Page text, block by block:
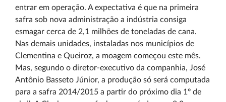
entrar em operação. A expectativa é que na primeira
safra sob nova administração a indústria consiga
esmagar cerca de 2,1 milhões de toneladas de cana.
Nas demais unidades, instaladas nos municípios de
Clementina e Queiroz, a moagem começou este mês.
Mas, segundo o diretor-executivo da companhia, José
Antônio Basseto Júnior, a produção só será computada
para a safra 2014/2015 a partir do próximo dia 1º de